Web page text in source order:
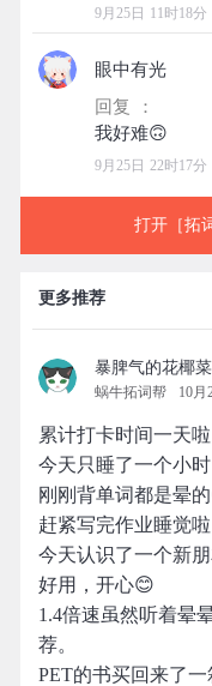
9月25日 11时18分
眼中有光
回复 ：
9月25日 22时17分
打开［拓
更多推荐
暴脾气的花椰菜
蜗牛拓词帮 10月
累计打卡时间一天
今天只睡了一个小
刚刚背单词都是晕
赶紧写完作业睡觉啦
今天认识了一个新
好用，开心😊
1.4倍速虽然听着晕
荐。
PET的书买回来了